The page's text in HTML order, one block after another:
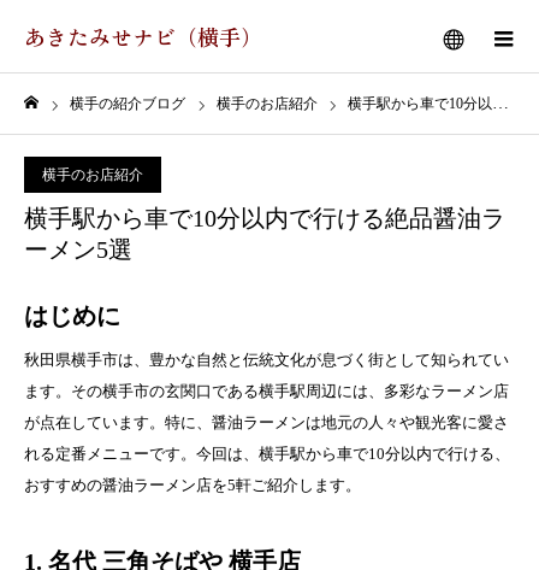
あきたみせナビ（横手） メニュー
横手の紹介ブログ 横手のお店紹介 横手駅から車で10分以内で行ける絶品醤油ラーメン5選
横手のお店紹介
横手駅から車で10分以内で行ける絶品醤油ラ
ーメン5選
はじめに
秋田県横手市は、豊かな自然と伝統文化が息づく街として知られてい
ます。その横手市の玄関口である横手駅周辺には、多彩なラーメン店
が点在しています。特に、醤油ラーメンは地元の人々や観光客に愛さ
れる定番メニューです。今回は、横手駅から車で10分以内で行ける、
おすすめの醤油ラーメン店を5軒ご紹介します。
1. 名代 三角そばや 横手店